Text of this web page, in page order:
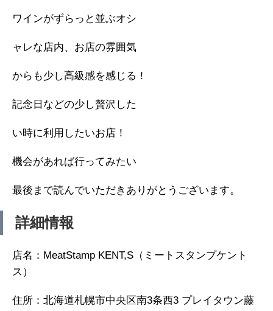
ワインがずらっと並ぶオシ
ャレな店内、お店の雰囲気
からも少し高級感を感じる！
記念日などの少し贅沢した
い時に利用したいお店！
機会があれば行ってみたい
最後まで読んでいただきありがとうございます。
詳細情報
店名：MeatStamp KENT,S（ミートスタンプケント
ス）
住所：北海道札幌市中央区南3条西3 プレイタウン藤